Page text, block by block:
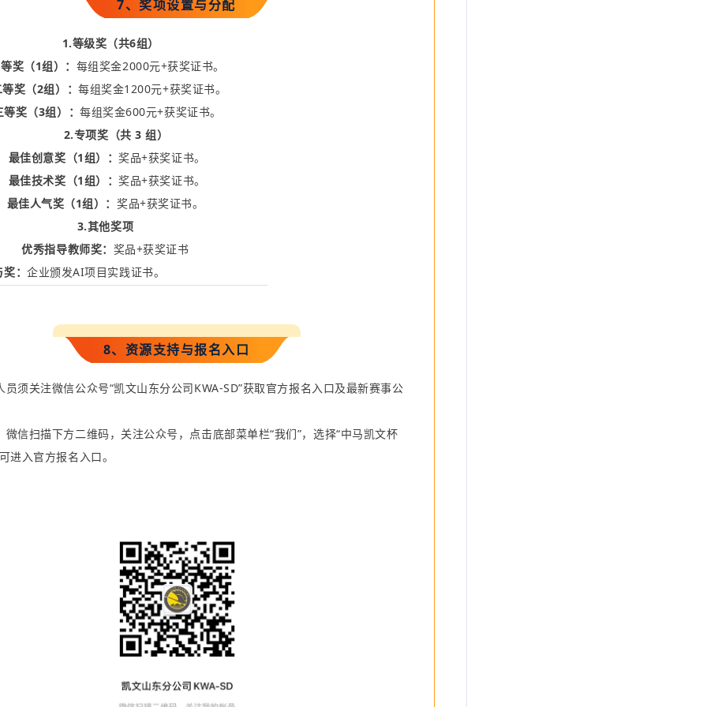
7、奖项设置与分配
1.等级奖 （共6组）
奖（1组） ： 每组奖金2000元+获奖证书。
等奖（2组） ：每组奖金1200元+获奖证书。
等奖（3组） ：每组奖金600元+获奖证书。
2.专项奖（共 3组）
最佳创意奖（1组） ：奖品+获奖证书。
最佳技术奖（1组） ：奖品+获奖证书。
最佳人气奖（1组） ： 奖品+获奖证书。
3.其他奖项
优秀指导教师奖： 奖品+获奖证书
：企业颁发AI项目实践证书。
8、资源支持与报名入口
员须关注微信公众号“凯文山东分公司KWA-SD”获取官方报名入口及最新赛事公
微信扫描下方二维码，关注公众号，点击底部菜单栏“我们”，选择“中马凯文杯
可进入官方报名入口。